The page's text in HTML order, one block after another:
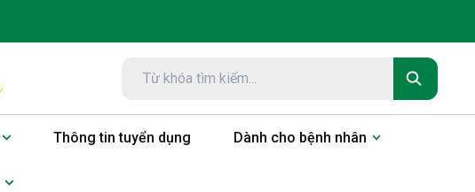
Thông tin tuyển dụng Dành cho bệnh nhân